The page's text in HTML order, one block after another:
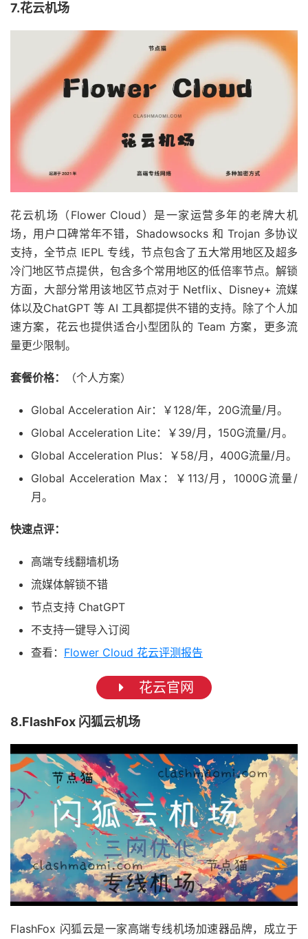
7.花云机场
花云机场（Flower Cloud）是一家运营多年的老牌大机
场，用户口碑常年不错，Shadowsocks 和 Trojan 多协议
支持，全节点 IEPL 专线，节点包含了五大常用地区及超多
冷门地区节点提供，包含多个常用地区的低倍率节点。解锁
方面，大部分常用该地区节点对于 Netflix、Disney+ 流媒
体以及ChatGPT 等 AI 工具都提供不错的支持。除了个人加
速方案，花云也提供适合小型团队的 Team 方案，更多流
量更少限制。
套餐价格： （个人方案）
Global Acceleration Air：￥128/年，20G流量/月。
Global Acceleration Lite：￥39/月，150G流量/月。
Global Acceleration Plus：￥58/月，400G流量/月。
Global Acceleration Max：￥113/月，1000G流量/
月。
快速点评：
高端专线翻墙机场
流媒体解锁不错
节点支持 ChatGPT
不支持一键导入订阅
查看： Flower Cloud 花云评测报告
花云官网
8.FlashFox 闪狐云机场
FlashFox 闪狐云是一家高端专线机场加速器品牌，成立于